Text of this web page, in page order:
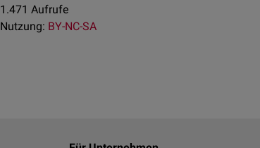
1.471 Aufrufe
Nutzung: BY-NC-SA